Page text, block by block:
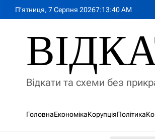
П’ятниця, 7 Серпня 20267:13:41AM
Відкати та схеми без
ГоловнаЕкономікаКорупціяПолітика